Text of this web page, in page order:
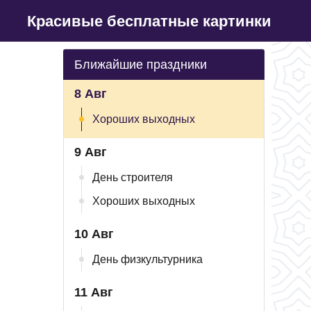
Красивые бесплатные картинки
Ближайшие праздники
8 Авг
Хороших выходных
9 Авг
День строителя
Хороших выходных
10 Авг
День физкультурника
11 Авг